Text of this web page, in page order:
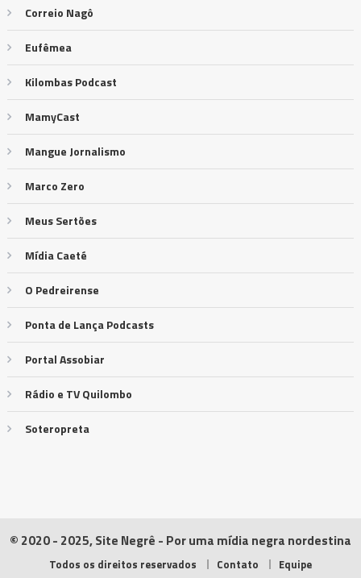
Correio Nagô
Eufêmea
Kilombas Podcast
MamyCast
Mangue Jornalismo
Marco Zero
Meus Sertões
Mídia Caeté
O Pedreirense
Ponta de Lança Podcasts
Portal Assobiar
Rádio e TV Quilombo
Soteropreta
© 2020 - 2025, Site Negrê - Por uma mídia negra nordestina
Todos os direitos reservados Contato Equipe